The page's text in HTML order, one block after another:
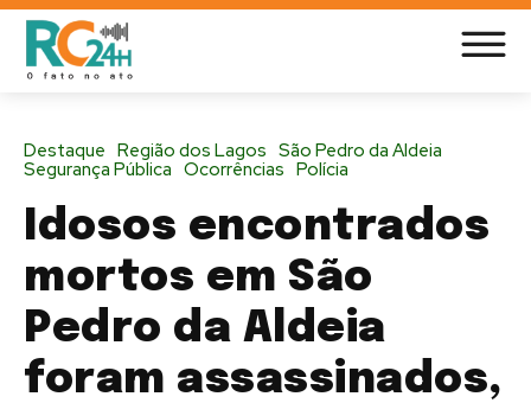
Destaque Região dos Lagos São Pedro da Aldeia
Segurança Pública Ocorrências Polícia
Idosos encontrados
mortos em São
Pedro da Aldeia
foram assassinados,